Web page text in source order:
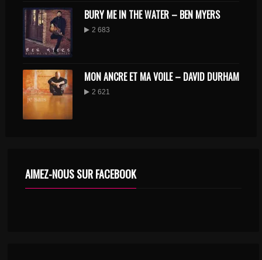
BURY ME IN THE WATER – BEN MYERS
2 683
MON ANCRE ET MA VOILE – DAVID DURHAM
2 621
AIMEZ-NOUS SUR FACEBOOK